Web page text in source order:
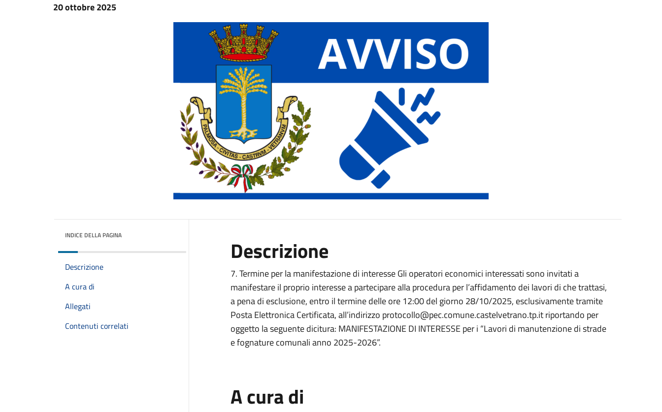
20 ottobre 2025
INDICE DELLA PAGINA
Descrizione
A cura di
Allegati
Contenuti correlati
Descrizione
7. Termine per la manifestazione di interesse Gli operatori economici interessati sono invitati a
manifestare il proprio interesse a partecipare alla procedura per l’affidamento dei lavori di che trattasi,
a pena di esclusione, entro il termine delle ore 12:00 del giorno 28/10/2025, esclusivamente tramite
Posta Elettronica Certificata, all’indirizzo protocollo@pec.comune.castelvetrano.tp.it riportando per
oggetto la seguente dicitura: MANIFESTAZIONE DI INTERESSE per i “Lavori di manutenzione di strade
e fognature comunali anno 2025-2026”.
A cura di